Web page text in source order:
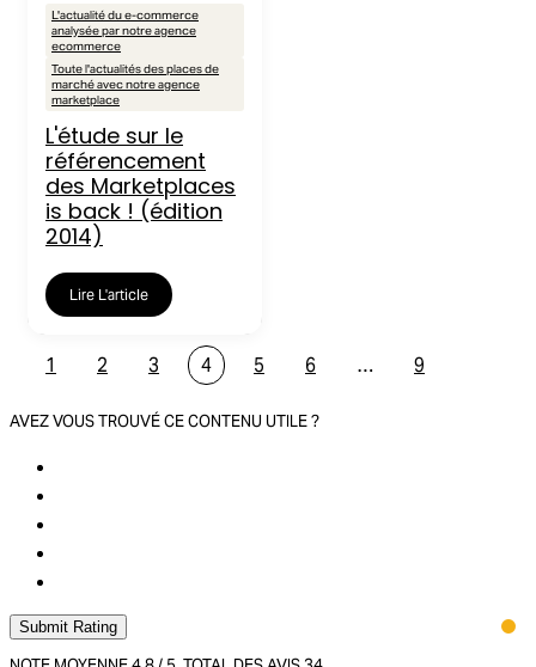
L'actualité du e-commerce
analysée par notre agence
ecommerce
Toute l'actualités des places de
marché avec notre agence
marketplace
L'étude sur le
référencement
des Marketplaces
is back ! (édition
2014)
Lire L'article
1 2 3 4 5 6 … 9
AVEZ VOUS TROUVÉ CE CONTENU UTILE ?
Submit Rating